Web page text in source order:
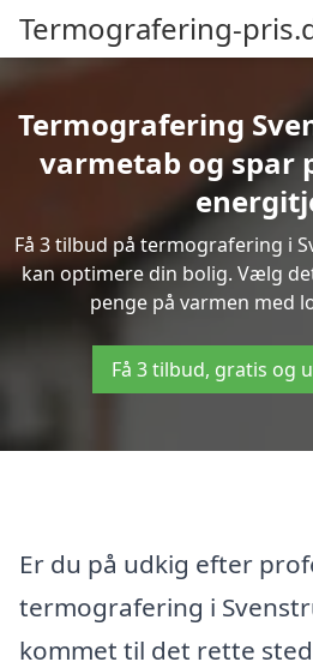
Termografering-
Termografering
varmetab og spar
Få 3 tilbud på termografering i
kan optimere din bolig. Vælg
penge på varmen med
Få 3 tilbud, gratis og
Er du på udkig efter
termografering i
kommet til det rette